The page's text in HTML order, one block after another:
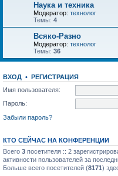
Наука и техника
Модератор: технолог
Темы: 4
Всяко-Разно
Модератор: технолог
Темы: 36
ВХОД • РЕГИСТРАЦИЯ
Имя пользователя:
Пароль:
Забыли пароль?
КТО СЕЙЧАС НА КОНФЕРЕНЦИИ
Всего 3 посетителя :: 2
активности пользователей за
Больше всего посетителей (8171)